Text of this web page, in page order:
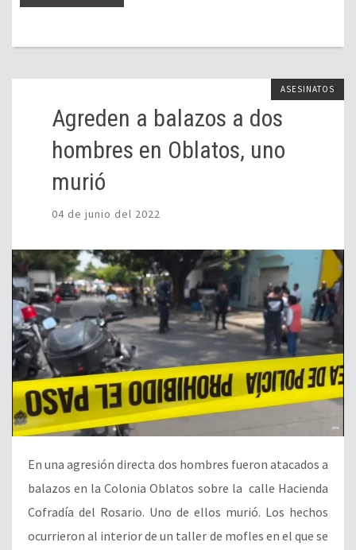
ASESINATOS
Agreden a balazos a dos
hombres en Oblatos, uno
murió
04 de junio del 2022
En una agresión directa dos hombres fueron atacados a
balazos en la Colonia Oblatos sobre la calle Hacienda
Cofradía del Rosario. Uno de ellos murió. Los hechos
ocurrieron al interior de un taller de mofles en el que se